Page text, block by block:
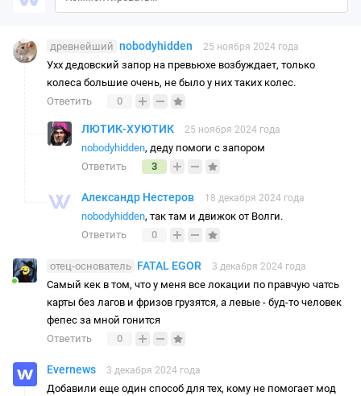
древнейший nobodyhidden 25 ноября 2024 года
Ухх дедовский запор на превьюхе возбуждает, только
колеса большие очень, не было у них таких колес.
Ответить
0
ЛЮТИК-ХУЮТИК 25 ноября 2024 года
nobodyhidden, деду помоги с запором
Ответить
3
Александр Нестеров 18 декабря 2024 года
nobodyhidden, так там и движок от Волги.
Ответить
0
отец-основатель FATAL EGOR 3 декабря 2024 года
Самый кек в том, что у меня все локации по правчую чатсь
карты без лагов и фризов грузятся, а левые - буд-то человек
фепес за мной гонится
Ответить
0
Evernews 3 декабря 2024 года
Добавили еще один способ для тех, кому не помогает мод